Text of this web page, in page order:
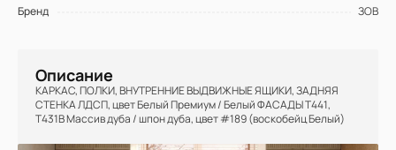
Бренд ЗОВ
Описание
КАРКАС, ПОЛКИ, ВНУТРЕННИЕ ВЫДВИЖНЫЕ ЯЩИКИ, ЗАДНЯЯ
СТЕНКА ЛДСП, цвет Белый Премиум / Белый ФАСАДЫ Т441,
Т431В Массив дуба / шпон дуба, цвет #189 (воскобейц Белый)